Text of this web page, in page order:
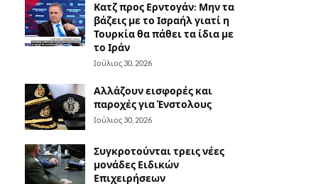
Κατζ προς Ερντογάν: Μην τα
βάζεις με το Ισραήλ γιατί η
Τουρκία θα πάθει τα ίδια με
το Ιράν
Ιούλιος 30, 2026
Αλλάζουν εισφορές και
παροχές για Ένστολους
Ιούλιος 30, 2026
Συγκροτούνται τρεις νέες
μονάδες Ειδικών
Επιχειρήσεων